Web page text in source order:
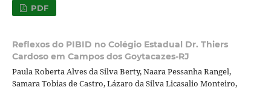
PDF
Reflexos do PIBID no Colégio Estadual Dr. Thiers
Cardoso em Campos dos Goytacazes-RJ
Paula Roberta Alves da Silva Berty, Naara Pessanha Rangel,
Samara Tobias de Castro, Lázaro da Silva Licasalio Monteiro,